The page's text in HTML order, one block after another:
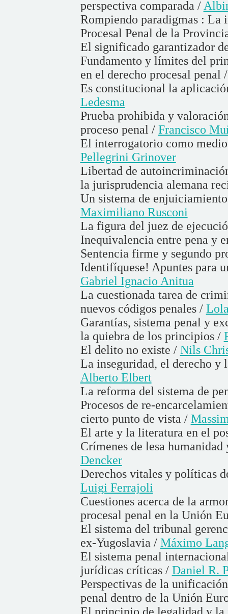
perspectiva comparada /
Rompiendo paradigmas : La
Procesal Penal de la
El significado garantizador
Fundamento y límites del
en el derecho procesal penal
Es constitucional la
Ledesma
Prueba prohibida y
proceso penal / Francisco
El interrogatorio como
Pellegrini Grinover
Libertad de
la jurisprudencia alemana
Un sistema de
Maximiliano Rusconi
La figura del juez de
Inequivalencia entre pena y
Sentencia firme y segundo
Identifíquese! Apuntes para
Gabriel Ignacio Anitua
La cuestionada tarea de
nuevos códigos penales /
Garantías, sistema penal y
la quiebra de los principios /
El delito no existe / Nils
La inseguridad, el derecho
Alberto Elbert
La reforma del sistema de
Procesos de re-
cierto punto de vista /
El arte y la literatura en el
Crímenes de lesa
Dencker
Derechos vitales y políticas
Luigi Ferrajoli
Cuestiones acerca de la
procesal penal en la Unión
El sistema del tribunal
ex-Yugoslavia / Máximo
El sistema penal
jurídicas críticas / Daniel R.
Perspectivas de la
penal dentro de la Unión